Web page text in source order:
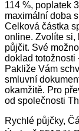
114 %, poplatek
maximální doba
Celková částka
online. Zvolíte si,
půjčit. Své
doklad totožnosti
Pakliže Vám
smluvní
okamžitě. Pro
od společnosti
Rychlé půjčky,